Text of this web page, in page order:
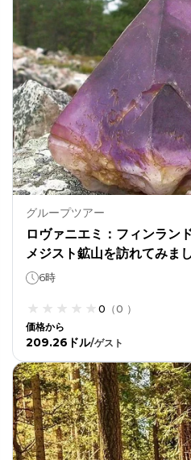
グループツアー
ロヴァニエミ：フィンラン
メジスト鉱山を訪れてみまし
6時
0 （0 ）
価格から
209.26ドル/ゲスト